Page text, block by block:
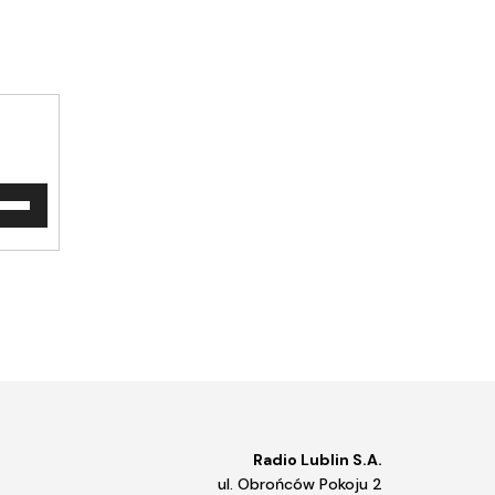
Radio Lublin S.A.
ul. Obrońców Pokoju 2